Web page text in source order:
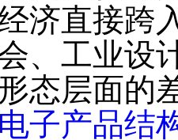
济直接跨
、工业设
态层面的
子产品结